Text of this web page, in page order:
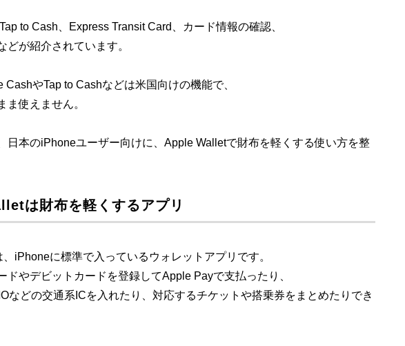
to Cash、Express Transit Card、カード情報の確認、
どが紹介されています。
CashやTap to Cashなどは米国向けの機能で、
ま使えません。
日本のiPhoneユーザー向けに、Apple Walletで財布を軽くする使い方を整
は財布を軽くするアプリ
iPhoneに標準で入っているウォレットアプリです。
ドやデビットカードを登録してApple Payで支払ったり、
などの交通系ICを入れたり、対応するチケットや搭乗券をまとめたりでき